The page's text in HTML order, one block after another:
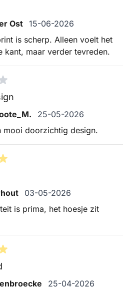
Ost 15 juni 2026
15-06-2026
is scherp. Alleen voelt het
kant, maar verder tevreden.
25 mei 2026
25-05-2026
mooi doorzichtig design.
3 mei 2026
03-05-2026
is prima, het hoesje zit
25 april 2026
25-04-2026